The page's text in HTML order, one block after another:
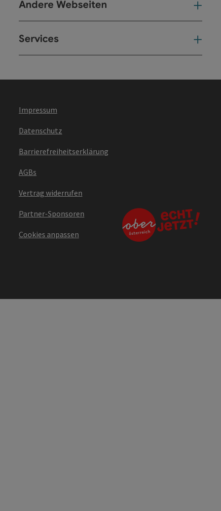
Andere Webseiten
Services
Impressum
Datenschutz
Barrierefreiheitserklärung
AGBs
Vertrag widerrufen
Partner-Sponsoren
Cookies anpassen